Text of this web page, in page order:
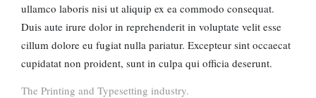
ullamco laboris nisi ut aliquip ex ea commodo consequat.
Duis aute irure dolor in reprehenderit in voluptate velit esse
cillum dolore eu fugiat nulla pariatur. Excepteur sint occaecat
cupidatat non proident, sunt in culpa qui officia deserunt.
The Printing and Typesetting industry.